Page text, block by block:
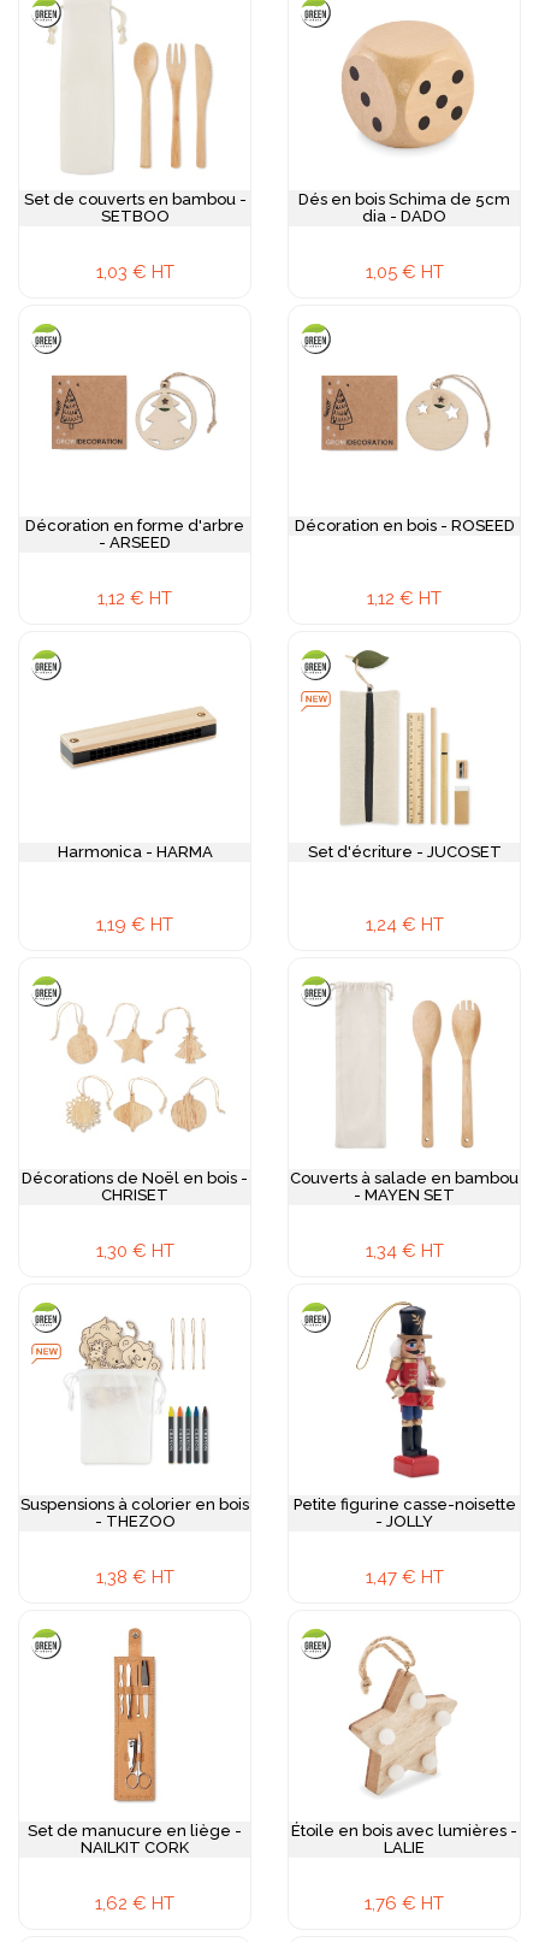
Set de couverts en bambou -
SETBOO
1,03 € HT
Dés en bois Schima de 5cm
dia - DADO
1,05 € HT
Décoration en forme d'arbre
- ARSEED
1,12 € HT
Décoration en bois - ROSEED
1,12 € HT
Harmonica - HARMA
1,19 € HT
Set d'écriture - JUCOSET
1,24 € HT
Décorations de Noël en bois -
CHRISET
1,30 € HT
Couverts à salade en bambou
- MAYEN SET
1,34 € HT
Suspensions à colorier en bois
- THEZOO
1,38 € HT
Petite figurine casse-noisette
- JOLLY
1,47 € HT
Set de manucure en liège -
NAILKIT CORK
1,62 € HT
Étoile en bois avec lumières -
LALIE
1,76 € HT